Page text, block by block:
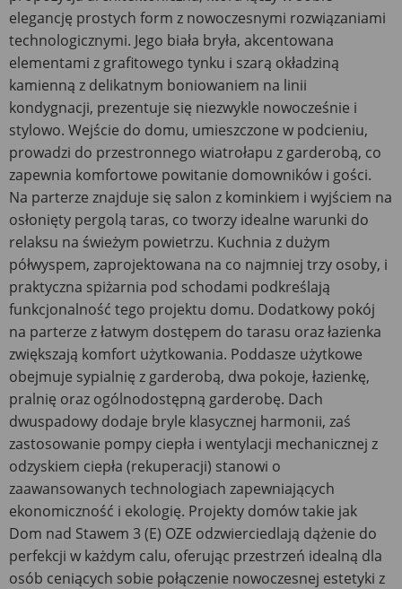
elegancję prostych form z nowoczesnymi rozwiązaniami
technologicznymi. Jego biała bryła, akcentowana
elementami z grafitowego tynku i szarą okładziną
kamienną z delikatnym boniowaniem na linii
kondygnacji, prezentuje się niezwykle nowocześnie i
stylowo. Wejście do domu, umieszczone w podcieniu,
prowadzi do przestronnego wiatrołapu z garderobą, co
zapewnia komfortowe powitanie domowników i gości.
Na parterze znajduje się salon z kominkiem i wyjściem na
osłonięty pergolą taras, co tworzy idealne warunki do
relaksu na świeżym powietrzu. Kuchnia z dużym
półwyspem, zaprojektowana na co najmniej trzy osoby, i
praktyczna spiżarnia pod schodami podkreślają
funkcjonalność tego projektu domu. Dodatkowy pokój
na parterze z łatwym dostępem do tarasu oraz łazienka
zwiększają komfort użytkowania. Poddasze użytkowe
obejmuje sypialnię z garderobą, dwa pokoje, łazienkę,
pralnię oraz ogólnodostępną garderobę. Dach
dwuspadowy dodaje bryle klasycznej harmonii, zaś
zastosowanie pompy ciepła i wentylacji mechanicznej z
odzyskiem ciepła (rekuperacji) stanowi o
zaawansowanych technologiach zapewniających
ekonomiczność i ekologię. Projekty domów takie jak
Dom nad Stawem 3 (E) OZE odzwierciedlają dążenie do
perfekcji w każdym calu, oferując przestrzeń idealną dla
osób ceniących sobie połączenie nowoczesnej estetyki z